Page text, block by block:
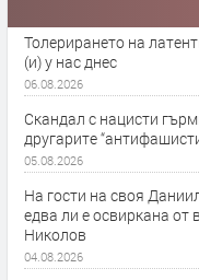
Толерирането на
(и) у нас днес
06.08.2026
Скандал с нацисти
другарите
05.08.2026
На гости на своя
едва ли е освиркана
Николов
04.08.2026